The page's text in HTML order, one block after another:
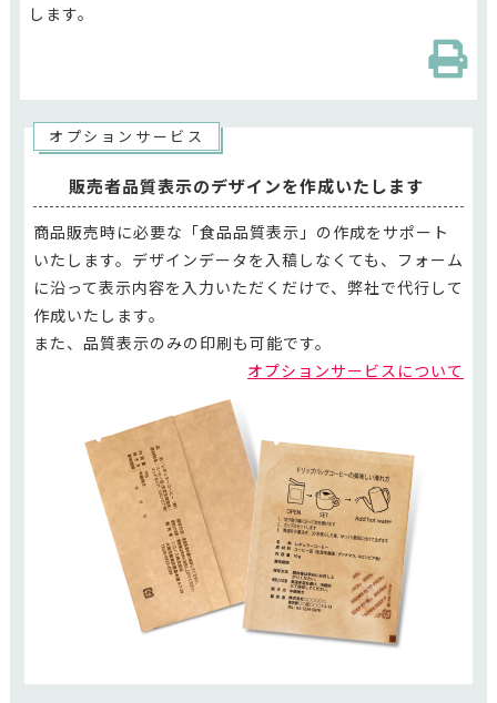
します。
オプションサービス
販売者品質表示のデザインを作成いたします
商品販売時に必要な「食品品質表示」の作成をサポート
いたします。デザインデータを入稿しなくても、フォーム
に沿って表示内容を入力いただくだけで、弊社で代行して
作成いたします。
また、品質表示のみの印刷も可能です。
オプションサービスについて